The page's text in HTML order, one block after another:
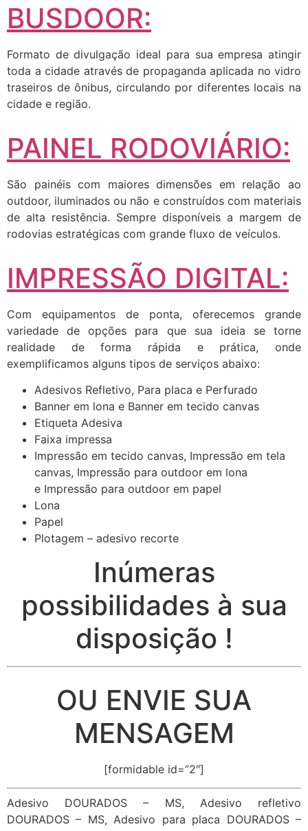
BUSDOOR:
Formato de divulgação ideal para sua empresa atingir
toda a cidade através de propaganda aplicada no vidro
traseiros de ônibus, circulando por diferentes locais na
cidade e região.
PAINEL RODOVIÁRIO:
São painéis com maiores dimensões em relação ao
outdoor, iluminados ou não e construídos com materiais
de alta resistência. Sempre disponíveis a margem de
rodovias estratégicas com grande fluxo de veículos.
IMPRESSÃO DIGITAL:
Com equipamentos de ponta, oferecemos grande
variedade de opções para que sua ideia se torne
realidade de forma rápida e prática, onde
exemplificamos alguns tipos de serviços abaixo:
Adesivos Refletivo, Para placa e Perfurado
Banner em lona e Banner em tecido canvas
Etiqueta Adesiva
Faixa impressa
Impressão em tecido canvas, Impressão em tela
canvas, Impressão para outdoor em lona
e Impressão para outdoor em papel
Lona
Papel
Plotagem – adesivo recorte
Inúmeras
possibilidades à sua
disposição !
OU ENVIE SUA
MENSAGEM
[formidable id=”2″]
Adesivo DOURADOS – MS, Adesivo refletivo
DOURADOS – MS, Adesivo para placa DOURADOS –